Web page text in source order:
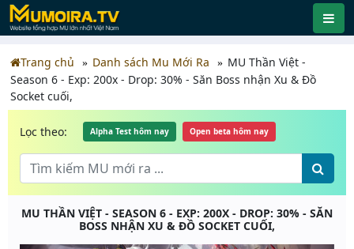
Trang chủ Danh sách Mu Mới Ra
MU Thần Việt -
Season 6 - Exp: 200x - Drop: 30% - Săn Boss nhận Xu & Đồ
Socket cuối,
Lọc theo: Alpha Test hôm nay Open beta hôm nay
MU THẦN VIỆT - SEASON 6 - EXP: 200X - DROP: 30% - SĂN
BOSS NHẬN XU & ĐỒ SOCKET CUỐI,